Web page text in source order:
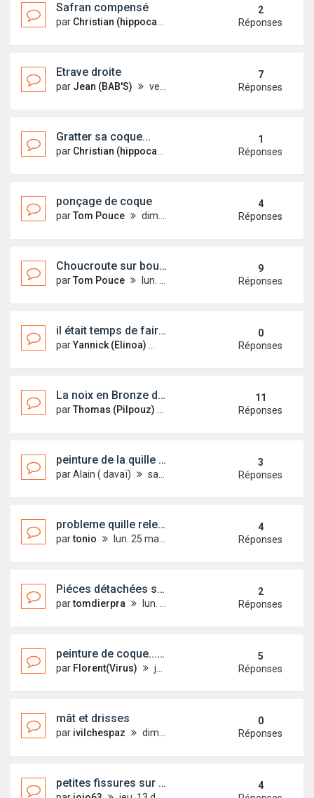
Safran compensé
par Christian (hippocampe) ven. 27 juin 2014 12:14
2
Réponses
Etrave droite
par Jean (BAB'S) ven. 13 juin 2014 00:51
7
Réponses
Gratter sa coque...
par Christian (hippocampe) lun. 5 mai 2014 21:24
1
Réponses
ponçage de coque
parTom Pouce dim. 9 mars 2014 00:19
4
Réponses
Choucroute sur boulons des supports de quille
parTom Pouce lun. 31 mars 2014 20:58
9
Réponses
il était temps de faire quelque chose !!!!
parYannick (Elinoa) lun. 9 sept. 2013 07:55
0
Réponses
La noix en Bronze du mécanisme de relevage
parThomas (Pilpouz) dim. 25 avr. 2010 10:31
11
Réponses
peinture de la quille relevable
parAlain ( davaï) sam. 15 janv. 2011 18:03
3
Réponses
probleme quille relevable
partonio lun. 25 mars 2013 08:57
4
Réponses
Piéces détachées système dérive
partomdierpra lun. 18 mars 2013 11:44
2
Réponses
peinture de coque... sans peinture!
par Florent(Virus) jeu. 18 août 2011 13:11
5
Réponses
mât et drisses
par ivilchespaz dim. 30 déc. 2012 00:50
0
Réponses
petites fissures sur le coté de la coque
4